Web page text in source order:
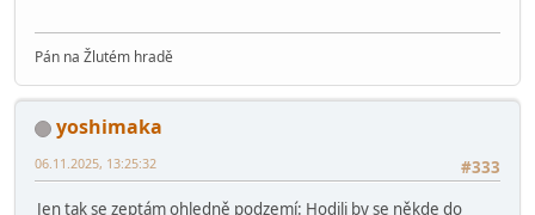
Pán na Žlutém hradě
yoshimaka
#333
06.11.2025, 13:25:32
Jen tak se zeptám ohledně podzemí: Hodili by se někde do